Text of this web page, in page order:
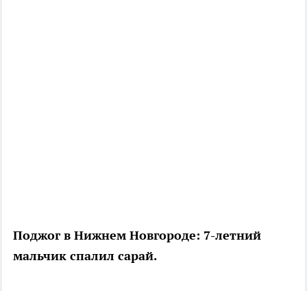
Поджог в Нижнем Новгороде: 7-летний
мальчик спалил сарай.